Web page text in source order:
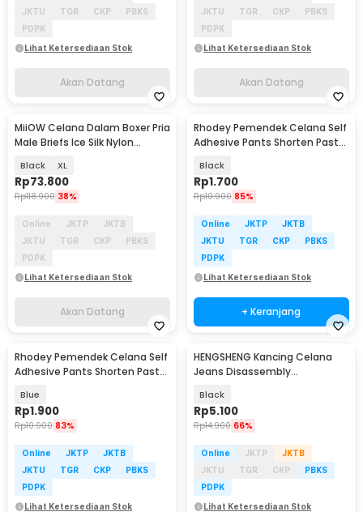
JKTU
TGR CKP
PBKS
PDPK
Lihat Ketersediaan Stok
Akan Datang
JKTU
TGR CKP
PBKS
PDPK
Lihat Ketersediaan Stok
Akan Datang
Akan Datang
MiiOW Celana Dalam Boxer Pria
Male Briefs Ice Silk Nylon
Black XL
Rp73.800
Rp118.900 38%
Online JKTP
JKTB
JKTU
TGR CKP
PBKS
PDPK
Lihat Ketersediaan Stok
Akan Datang
Rhodey Pemendek Celana Self
Adhesive Pants Shorten Paste
Black
Rp1.700
Rp10.900 85%
Online JKTP
JKTB
JKTU
TGR CKP
PBKS
PDPK
Lihat Ketersediaan Stok
+ Keranjang
Rhodey Pemendek Celana Self
Adhesive Pants Shorten Paste
Blue
Rp1.900
Rp10.900 83%
Online JKTP
JKTB
JKTU
TGR CKP
PBKS
PDPK
Lihat Ketersediaan Stok
HENGSHENG Kancing Celana
Jeans Disassembly
KA20
Black
Rp5.100
Rp14.900 66%
Online JKTP
JKTB
JKTU
TGR CKP
PBKS
PDPK
Lihat Ketersediaan Stok